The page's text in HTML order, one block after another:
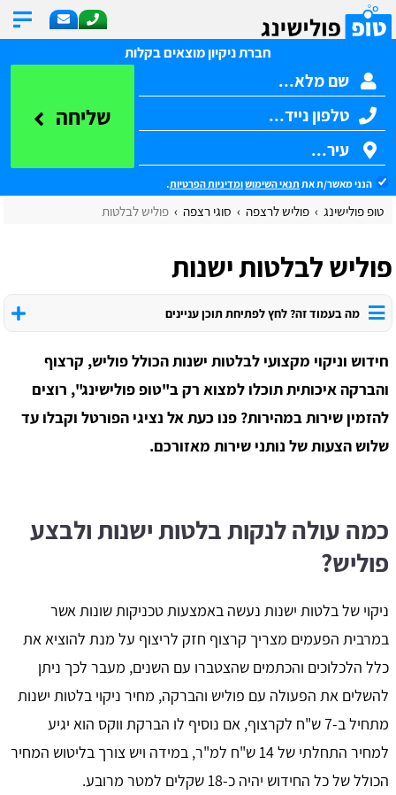
חברת ניקיון מוצאים בקלות
שליחה
הנני מאשר/ת את תנאי השימושומדיניות הפרטיות.
טופ פולישינג פוליש לרצפה סוגי רצפה פוליש לבלטות
פוליש לבלטות ישנות
מה בעמוד זה? לחץ לפתיחת תוכן עניינים
חידוש וניקוי מקצועי לבלטות ישנות הכולל פוליש, קרצוף
והברקה איכותית תוכלו למצוא רק ב"טופ פולישינג", רוצים
להזמין שירות במהירות? פנו כעת אל נציגי הפורטל וקבלו עד
שלוש הצעות של נותני שירות מאזורכם.
כמה עולה לנקות בלטות ישנות ולבצע
פוליש?
ניקוי של בלטות ישנות נעשה באמצעות טכניקות שונות אשר
במרבית הפעמים מצריך קרצוף חזק לריצוף על מנת להוציא את
כלל הלכלוכים והכתמים שהצטברו עם השנים, מעבר לכך ניתן
להשלים את הפעולה עם פוליש והברקה, מחיר ניקוי בלטות ישנות
מתחיל ב-7 ש"ח לקרצוף, אם נוסיף לו הברקת ווקס הוא יגיע
למחיר התחלתי של 14 ש"ח למ"ר, במידה ויש צורך בליטוש המחיר
הכולל של כל החידוש יהיה כ-18 שקלים למטר מרובע.